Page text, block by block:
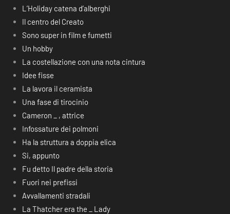
L’Holiday catena d’alberghi
Il centro del Creato
Sono super in film e fumetti
Un hobby
La costellazione con una nota cintura
Idee fisse
La lavora il ceramista
Una fase di tirocinio
Cameron _ , attrice
Infossature dei polmoni
Ha la struttura a doppia elica
Si, appunto
Fu detto Il padre della storia
Fuori nei prefissi
Avvallamenti stradali
La Thatcher era the _ Lady